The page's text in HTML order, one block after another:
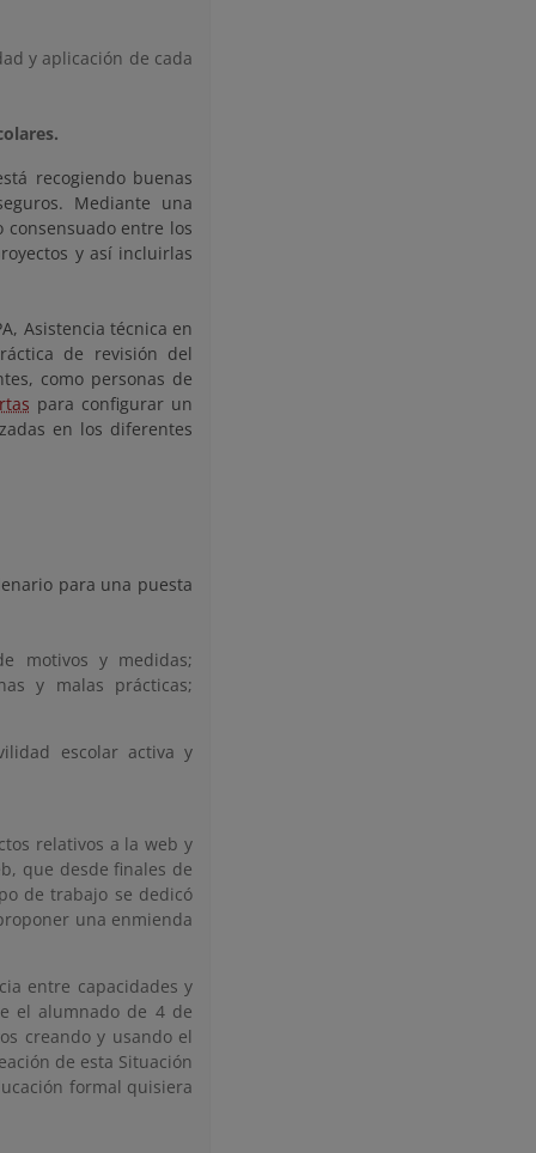
y aplicación de cada
recogiendo buenas
Mediante una
consensuado entre los
y así incluirlas
Asistencia técnica en
de revisión del
como personas de
para configurar un
en los diferentes
para una puesta
motivos y medidas;
y malas prácticas;
escolar activa y
relativos a la web y
que desde finales de
de trabajo se dedicó
una enmienda
entre capacidades y
el alumnado de 4 de
creando y usando el
de esta Situación
formal quisiera